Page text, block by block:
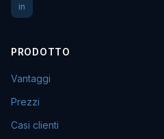
in
PRODOTTO
Vantaggi
Prezzi
Casi clienti